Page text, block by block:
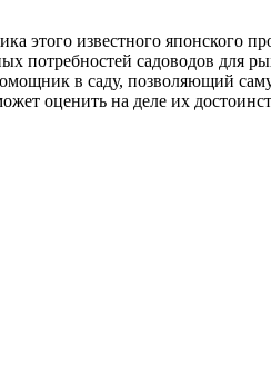
этого известного японского
потребностей садоводов для
в саду, позволяющий
оценить на деле их